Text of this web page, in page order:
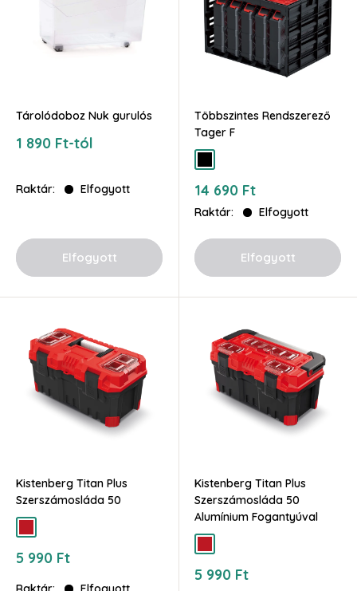
Tárolódoboz Nuk gurulós
Akciós
1 890 Ft-tól
Raktár: Elfogyott
Elfogyott
Többszintes Rendszerező
Tager F
Akciós
ár
14 690 Ft
Raktár: Elfogyott
Elfogyott
Kistenberg Titan Plus
Szerszámosláda 50
Akciós
5 990 Ft
Kistenberg Titan Plus
Szerszámosláda 50
Alumínium Fogantyúval
Akciós
5 990 Ft